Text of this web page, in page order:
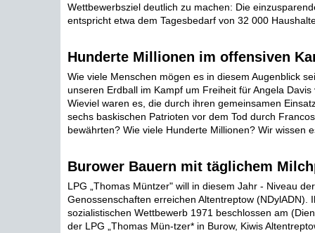
Wettbewerbsziel deutlich zu machen: Die
entspricht etwa dem Tagesbedarf von 32 000
Hunderte Millionen im offensiven
Wie viele Menschen mögen es in diesem Augenblick
unseren Erdball im Kampf um Freiheit für Angela
Wieviel waren es, die durch ihren gemeinsamen
sechs baskischen Patrioten vor dem Tod durch
bewährten? Wie viele Hunderte Millionen? Wir wissen
Burower Bauern mit täglichem
LPG „Thomas Müntzer" will in diesem Jahr - Niveau
Genossenschaften erreichen Altentreptow (NDylADN).
sozialistischen Wettbewerb 1971 beschlossen am
der LPG „Thomas Mün-tzer* in Burow, Kiwis